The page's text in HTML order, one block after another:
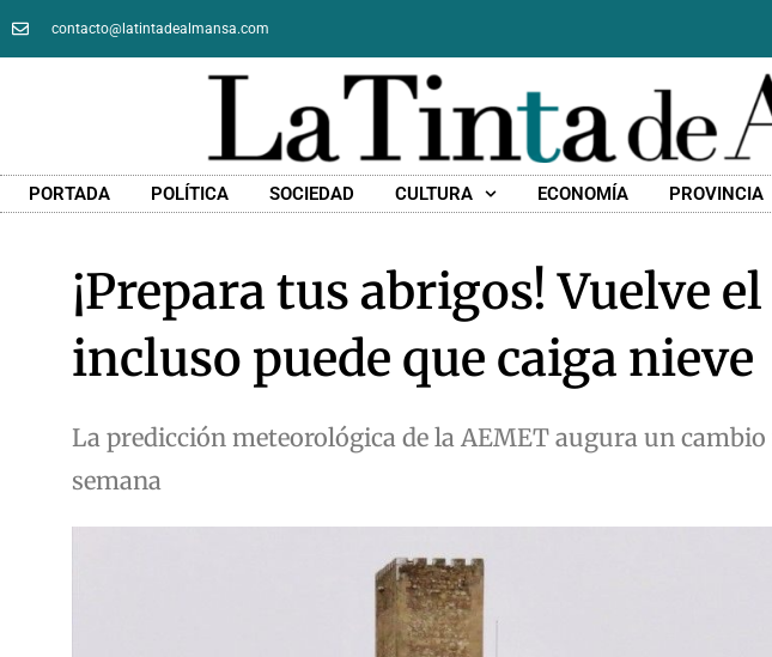
contacto@latintadealmansa.com
PORTADA POLÍTICA SOCIEDAD CULTURA ECONOMÍA PROVINCIA
¡Prepara tus abrigos! Vuelve
incluso puede que caiga nieve
La predicción meteorológica de la AEMET augura un
semana